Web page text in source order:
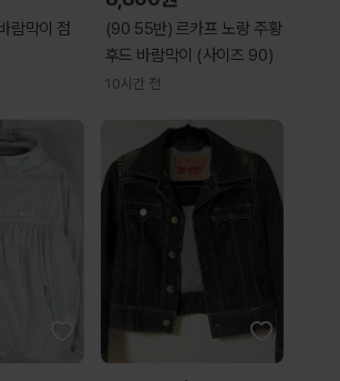
람막이 점
(90 55반) 르카프 노랑 주황
후드 바람막이 (사이즈 90)
10시간 전